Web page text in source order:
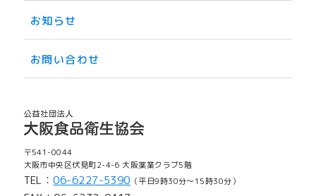
お知らせ
お問い合わせ
〒541-0044
大阪市中央区伏見町2-4-6 大阪薬業クラブ5階
TEL：06-6227-5390 （平日9時30分〜15時30分）